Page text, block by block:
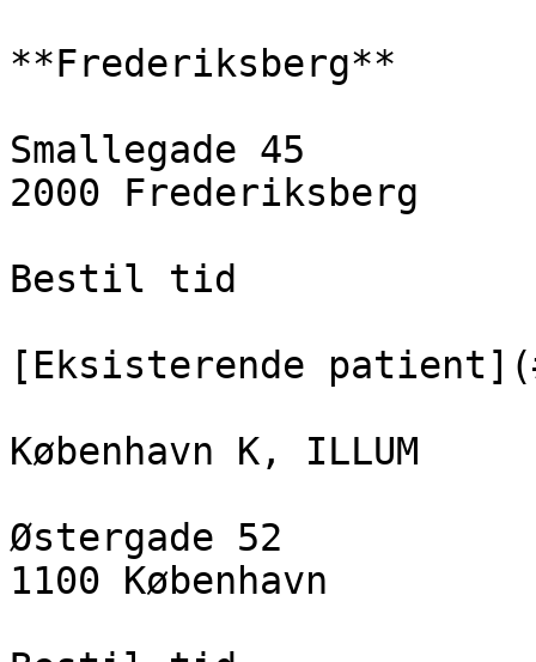
**Frederiksberg**
Smallegade 45
2000 Frederiksberg
Bestil tid
[Eksisterende
København K, ILLUM
Østergade 52
1100 København